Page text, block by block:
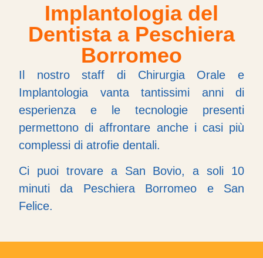
Implantologia del
Dentista a Peschiera
Borromeo
Il nostro staff di Chirurgia Orale e
Implantologia vanta tantissimi anni di
esperienza e le tecnologie presenti
permettono di affrontare anche i casi più
complessi di atrofie dentali.
Ci puoi trovare a San Bovio, a soli 10
minuti da Peschiera Borromeo e San
Felice.